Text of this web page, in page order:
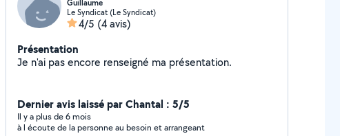
Guillaume
Le Syndicat (Le Syndicat)
4/5 (4 avis)
Présentation
Je n'ai pas encore renseigné ma présentation.
Dernier avis laissé par Chantal : 5/5
Il y a plus de 6 mois
à l écoute de la personne au besoin et arrangeant